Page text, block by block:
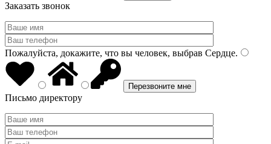
Заказать звонок
Пожалуйста, докажите, что вы человек, выбрав Сердце.
Письмо директору